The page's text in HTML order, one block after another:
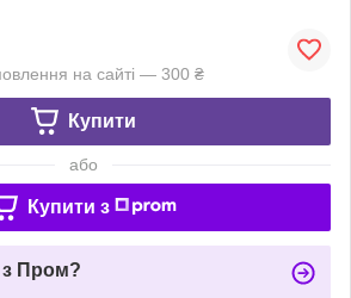
на сайті — 300 ₴
Купити
або
Купити з
з Пром?